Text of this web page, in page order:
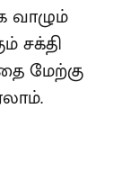
சக்தி
மேற்கு